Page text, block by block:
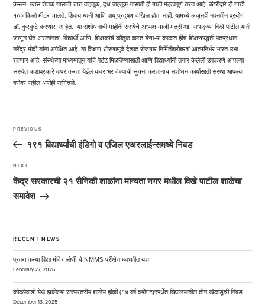
करून खास शेतक-यासाठी चारा वाहतूक, दुध वाहतूक यासाठी ही गाडी महत्वपूर्ण ठरत आहे. बॅटरीद्वारे ही गाडी
१०० किलो मीटर चालते. शिवाय ध्वनी आणि वायू प्रदुषण दखिल होत नाही. यामध्ये अजूनही नवनवीन प्रयोग
डॉ. कुरकुटे करणार आहेत. या संशोधनाची माहीती संस्थेचे अध्यक्ष माजी मंत्री आ. राधाकृष्ण विखे पाटील यांनी
जाणून घेत असतांनाच विद्यार्थी आणि शिक्षकांचे कौतुक करत येणा-या काळात हीच शिक्षणपद्धती पंतप्रधान
नरेंद्र मोदी यांना अपेक्षित आहे. या शिक्षण धोरणामुळे देशात रोजगार निर्मितीबरोबरचं आत्मनिर्भर भारत उभा
राहणार आहे. संस्थेच्या माध्यमातून यांचे पेटंट मिळविण्यासाठी आणि विद्यार्थ्यांनी तयार केलेली उपकरणे आपल्या
संस्थेत कशाप्रकारे वापर करता येईल यावर भर देण्याची सुचना करतांनाच संशोधन कार्यासाठी संस्था आपल्या
बरोबर राहील असेही सांगितले.
navigation
Previous
Post
PREVIOUS
१९१ विद्यार्थ्यांची इंडिगो व एजिल एअरलाईन्समध्ये निवड
Next
Post
NEXT
केंद्र सरकारची २१ सैनिकी शाळांना मान्यता नगर मधील विखे पाटील शाळेचा
समावेश
RECENT NEWS
प्रवरा कन्या विद्या मंदिर लोणी चे NMMS परीक्षेत घवघवीत यश
February 27, 2026
कोळपेवाडी येथे झालेल्या राज्यस्तरीय शालेय हॉकी (१४ वर्ष वयोगट)स्पर्धेत विद्यालयातील तीन खेळाडूंची निवड
December 13, 2025